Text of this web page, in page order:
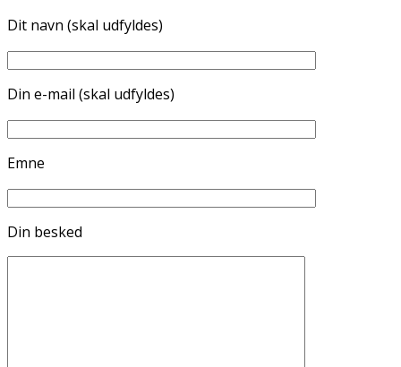
Dit navn (skal udfyldes)
Din e-mail (skal udfyldes)
Emne
Din besked